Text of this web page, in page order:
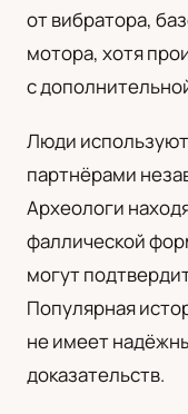
Українська
от вибратора,
мотора, хотя
с
Люди используют
партнёрами
Археологи
фаллической
могут
Популярная
не имеет
доказательств.